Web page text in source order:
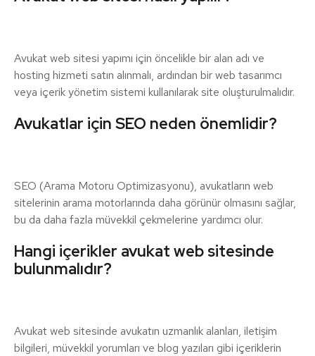
Avukat web sitesi yapımı için öncelikle bir alan adı ve
hosting hizmeti satın alınmalı, ardından bir web tasarımcı
veya içerik yönetim sistemi kullanılarak site oluşturulmalıdır.
Avukatlar için SEO neden önemlidir?
SEO (Arama Motoru Optimizasyonu), avukatların web
sitelerinin arama motorlarında daha görünür olmasını sağlar,
bu da daha fazla müvekkil çekmelerine yardımcı olur.
Hangi içerikler avukat web sitesinde
bulunmalıdır?
Avukat web sitesinde avukatın uzmanlık alanları, iletişim
bilgileri, müvekkil yorumları ve blog yazıları gibi içeriklerin